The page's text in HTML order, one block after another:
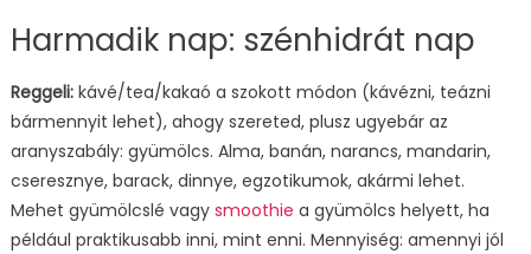
Harmadik nap: szénhidrát nap
Reggeli:kávé/tea/kakaó a szokott módon (kávézni, teázni
bármennyit lehet), ahogy szereted, plusz ugyebár az
aranyszabály: gyümölcs. Alma, banán, narancs, mandarin,
cseresznye, barack, dinnye, egzotikumok, akármi lehet.
Mehet gyümölcslé vagy smoothie a gyümölcs helyett, ha
például praktikusabb inni, mint enni. Mennyiség: amennyi jól